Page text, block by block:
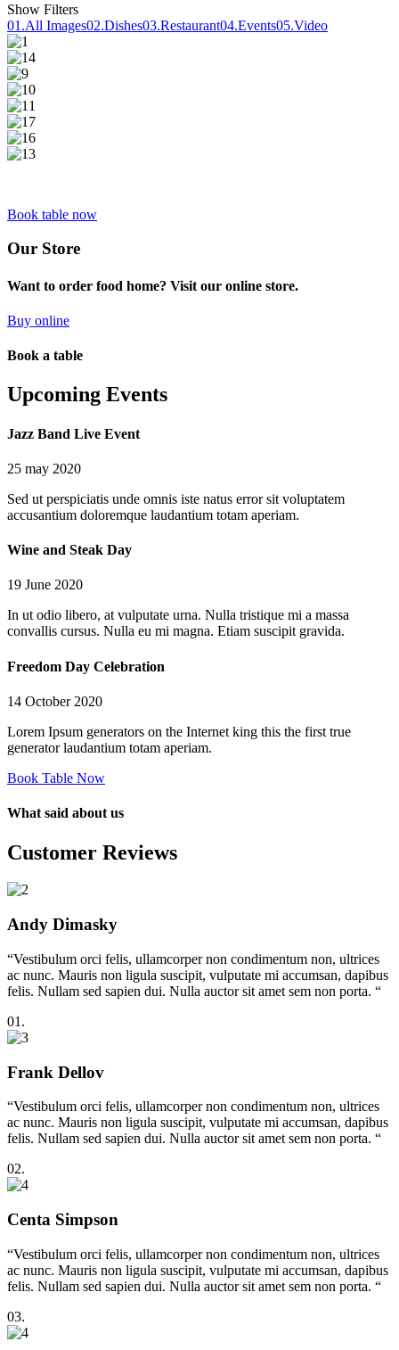
Show Filters
01.All Images02.Dishes03.Restaurant04.Events05.Video
Book table now
Our Store
Want to order food home? Visit our online store.
Buy online
Book a table
Upcoming Events
Jazz Band Live Event
25 may 2020
Sed ut perspiciatis unde omnis iste natus error sit voluptatem
accusantium doloremque laudantium totam aperiam.
Wine and Steak Day
19 June 2020
In ut odio libero, at vulputate urna. Nulla tristique mi a massa
convallis cursus. Nulla eu mi magna. Etiam suscipit gravida.
Freedom Day Celebration
14 October 2020
Lorem Ipsum generators on the Internet king this the first true
generator laudantium totam aperiam.
Book Table Now
What said about us
Customer Reviews
Andy Dimasky
“Vestibulum orci felis, ullamcorper non condimentum non, ultrices
ac nunc. Mauris non ligula suscipit, vulputate mi accumsan, dapibus
felis. Nullam sed sapien dui. Nulla auctor sit amet sem non porta. “
01.
Frank Dellov
“Vestibulum orci felis, ullamcorper non condimentum non, ultrices
ac nunc. Mauris non ligula suscipit, vulputate mi accumsan, dapibus
felis. Nullam sed sapien dui. Nulla auctor sit amet sem non porta. “
02.
Centa Simpson
“Vestibulum orci felis, ullamcorper non condimentum non, ultrices
ac nunc. Mauris non ligula suscipit, vulputate mi accumsan, dapibus
felis. Nullam sed sapien dui. Nulla auctor sit amet sem non porta. “
03.